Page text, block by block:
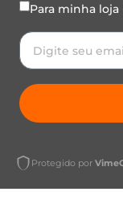
Para minha loja
Protegido por